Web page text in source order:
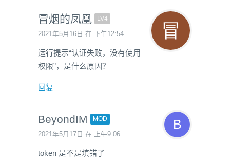
冒烟的凤凰 LV4
2021年5月16日 在 下午12:54
运行提示“认证失败，没有使用
权限”，是什么原因？
回复
BeyondIM MOD
2021年5月17日 在 上午9:06
token 是不是填错了